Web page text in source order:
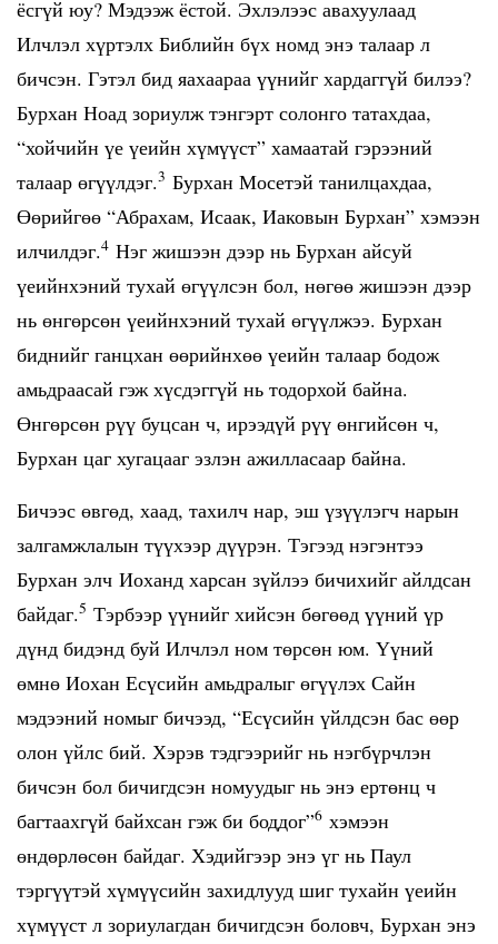
ёсгүй юу? Мэдээж ёстой. Эхлэлээс авахуулаад
Илчлэл хүртэлх Библийн бүх номд энэ талаар л
бичсэн. Гэтэл бид яахаараа үүнийг хардаггүй билээ?
Бурхан Ноад зориулж тэнгэрт солонго татахдаа,
“хойчийн үе үеийн хүмүүст” хамаатай гэрээний
талаар өгүүлдэг.3 Бурхан Мосетэй танилцахдаа,
Өөрийгөө “Абрахам, Исаак, Иаковын Бурхан” хэмээн
илчилдэг.4 Нэг жишээн дээр нь Бурхан айсуй
үеийнхэний тухай өгүүлсэн бол, нөгөө жишээн дээр
нь өнгөрсөн үеийнхэний тухай өгүүлжээ. Бурхан
биднийг ганцхан өөрийнхөө үеийн талаар бодож
амьдраасай гэж хүсдэггүй нь тодорхой байна.
Өнгөрсөн рүү буцсан ч, ирээдүй рүү өнгийсөн ч,
Бурхан цаг хугацааг эзлэн ажилласаар байна.
Бичээс өвгөд, хаад, тахилч нар, эш үзүүлэгч нарын
залгамжлалын түүхээр дүүрэн. Тэгээд нэгэнтээ
Бурхан элч Иоханд харсан зүйлээ бичихийг айлдсан
байдаг.5 Тэрбээр үүнийг хийсэн бөгөөд үүний үр
дүнд бидэнд буй Илчлэл ном төрсөн юм. Үүний
өмнө Иохан Есүсийн амьдралыг өгүүлэх Сайн
мэдээний номыг бичээд, “Есүсийн үйлдсэн бас өөр
олон үйлс бий. Хэрэв тэдгээрийг нь нэгбүрчлэн
бичсэн бол бичигдсэн номуудыг нь энэ ертөнц ч
багтаахгүй байхсан гэж би боддог”6 хэмээн
өндөрлөсөн байдаг. Хэдийгээр энэ үг нь Паул
тэргүүтэй хүмүүсийн захидлууд шиг тухайн үеийн
хүмүүст л зориулагдан бичигдсэн боловч, Бурхан энэ